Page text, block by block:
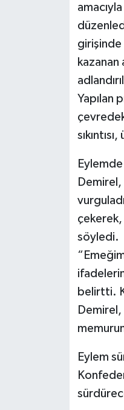
girişinde
Yapılan
Demirel,
çekerek,
söyledi.
belirtti.
Demirel,
Eylem